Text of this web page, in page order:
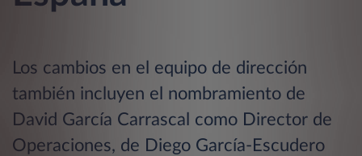
Los cambios en el equipo de dirección
también incluyen el nombramiento de
David García Carrascal como Director de
Operaciones, de Diego García-Escudero